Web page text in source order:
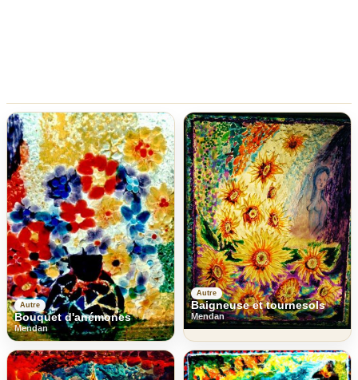
Autre
Bouquet d'anémones
Mendan
Autre
Baigneuse et tournesols
Mendan